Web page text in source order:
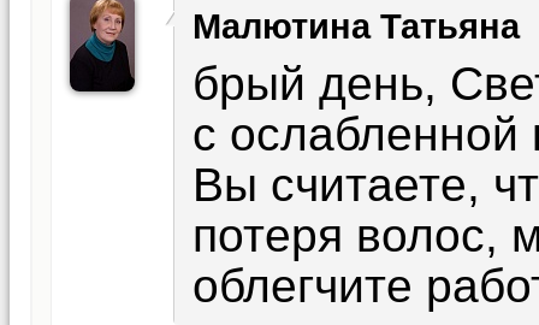
Малютина Татьяна
брый день,
с ослабленной
Вы считаете,
потеря волос,
облегчите